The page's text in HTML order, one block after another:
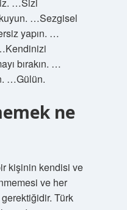
…Sezgisel
yapın. …
bırakın. …
…Gülün.
ne
kişinin kendisi ve
ve her
Türk